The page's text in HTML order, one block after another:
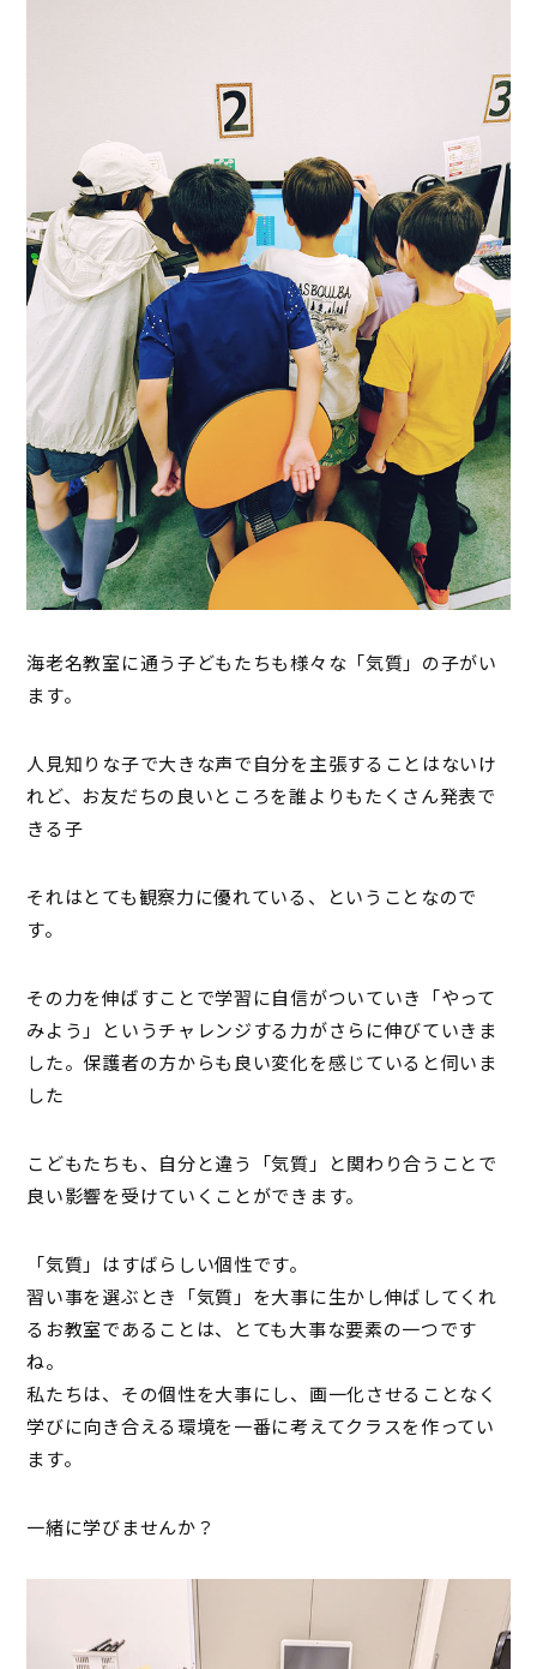
海老名教室に通う子どもたちも様々な「気質」の子がい
ます。
人見知りな子で大きな声で自分を主張することはないけ
れど、お友だちの良いところを誰よりもたくさん発表で
きる子
それはとても観察力に優れている、ということなので
す。
その力を伸ばすことで学習に自信がついていき「やって
みよう」というチャレンジする力がさらに伸びていきま
した。保護者の方からも良い変化を感じていると伺いま
した
こどもたちも、自分と違う「気質」と関わり合うことで
良い影響を受けていくことができます。
「気質」はすばらしい個性です。
習い事を選ぶとき「気質」を大事に生かし伸ばしてくれ
るお教室であることは、とても大事な要素の一つです
ね。
私たちは、その個性を大事にし、画一化させることなく
学びに向き合える環境を一番に考えてクラスを作ってい
ます。
一緒に学びませんか？